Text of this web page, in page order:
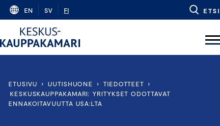
Skip
content
EN SV FI ETSI
ETUSIVU › UUTISHUONE › TIEDOTTEET
›
KESKUSKAUPPAKAMARI: YRITYKSET ODOTTAVAT
ENNAKOITAVUUTTA USA:LTA